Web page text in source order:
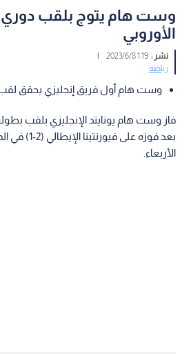
وست هام يتوج بلقب دوري
الأوروبي
نشر :1:19 2023/6/8
|
رياضة
وست هام أول فريق إنجليزي يحقق لقب
فاز وست هام يونايتد الإنجليزي بلقب
بعد فوزه على
الأربعاء.